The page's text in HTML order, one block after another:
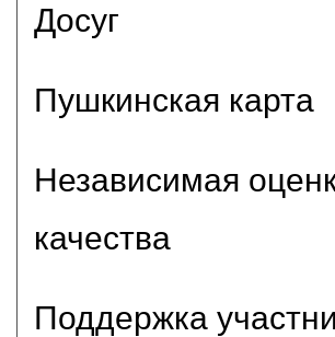
Досуг
Пушкинская карта
Независимая
качества
Поддержка